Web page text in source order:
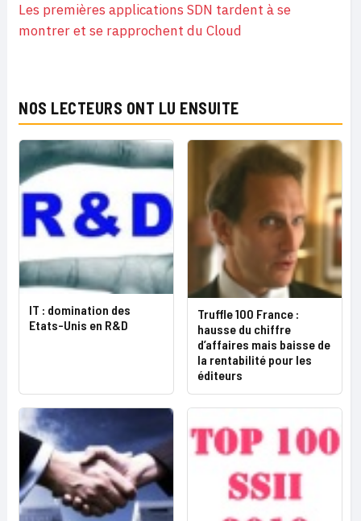
Les premières applications SDN tardent à se
montrer et se rapprochent du Cloud
NOS LECTEURS ONT LU ENSUITE
IT : domination des
Etats-Unis en R&D
Truffle 100 France :
hausse du chiffre
d’affaires mais baisse de
la rentabilité pour les
éditeurs